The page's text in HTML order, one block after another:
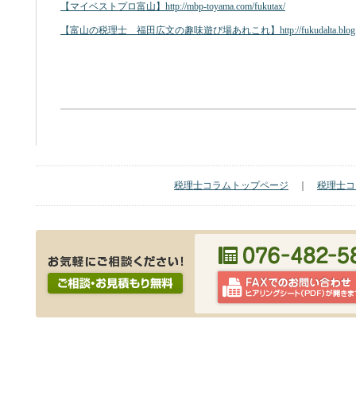
【マイベストプロ富山】http://mbp-toyama.com/fukutax/
【富山の税理士 福田広文の趣味遊び場あれこれ】http://
税理士コラムトップページ 税理士